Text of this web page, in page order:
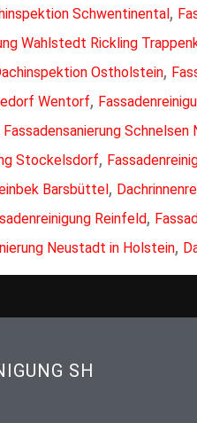
Schwentinental,
Wahlstedt Rickling
Ostholstein,
Wentorf,
Fassadensanierung Schnelsen
Stockelsdorf,
Barsbüttel,
Reinfeld,
Neustadt in Holstein,
SH